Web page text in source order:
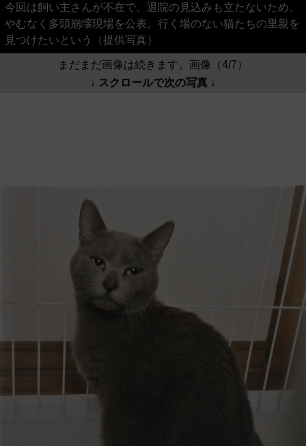
今回は飼い主さんが不在で、退院の見込みも立たないため、
やむなく多頭崩壊現場を公表。行く場のない猫たちの里親を
見つけたいという（提供写真）
まだまだ画像は続きます。画像（4/7）
↓ スクロールで次の写真 ↓